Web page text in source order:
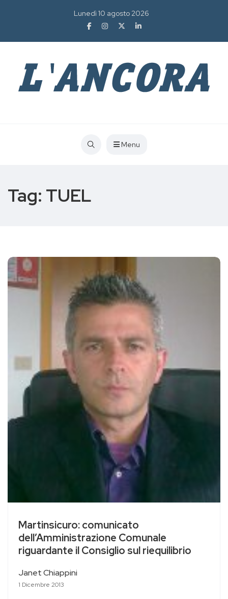
Lunedì 10 agosto 2026
Menu
Tag: TUEL
Martinsicuro: comunicato
dell’Amministrazione Comunale
riguardante il Consiglio sul riequilibrio
Janet Chiappini
1 Dicembre 2013